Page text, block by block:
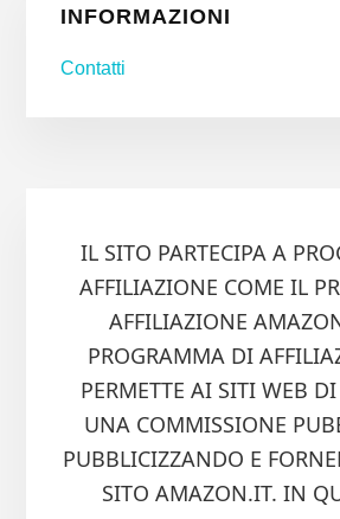
INFORMAZIONI
Contatti
IL SITO PARTECIPA A
AFFILIAZIONE COME IL
AFFILIAZIONE
PROGRAMMA DI
PERMETTE AI SITI WEB DI
UNA COMMISSIONE
PUBBLICIZZANDO E
SITO AMAZON.IT. IN